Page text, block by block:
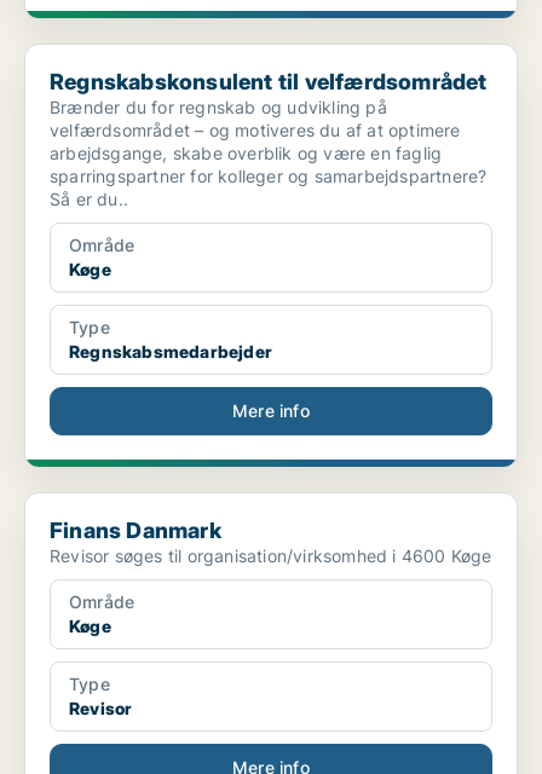
Regnskabskonsulent til velfærdsområdet
Regnskabskonsulent til velfærdsområdet
Brænder du for regnskab og udvikling på
velfærdsområdet – og motiveres du af at optimere
arbejdsgange, skabe overblik og være en faglig
sparringspartner for kolleger og samarbejdspartnere?
Så er du..
Område
Køge
Type
Regnskabsmedarbejder
Mere info
Finans Danmark
Finans Danmark
Revisor søges til organisation/virksomhed i 4600 Køge
Område
Køge
Type
Revisor
Mere info